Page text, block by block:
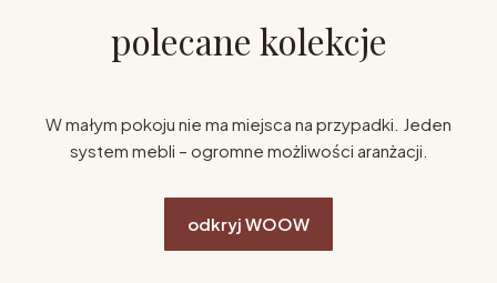
polecane kolekcje
W małym pokoju nie ma miejsca na przypadki. Jeden
system mebli – ogromne możliwości aranżacji.
odkryj WOOW